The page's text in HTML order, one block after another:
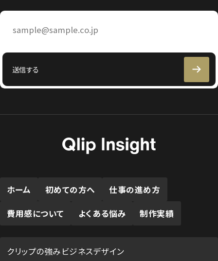
ド
送信する
ホーム 初めての方へ 仕事の進め方
費用感について よくある悩み 制作実績
クリップの強み ビジネスデザイン